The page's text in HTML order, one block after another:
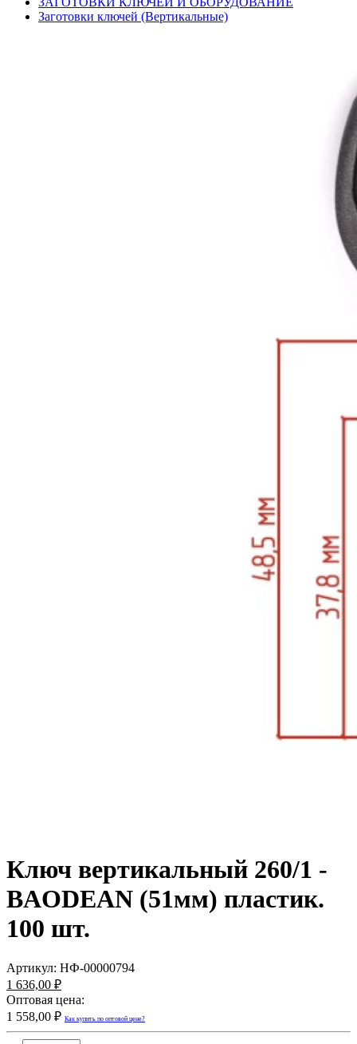
Заготовки ключей (Вертикальные)
Ключ вертикальный 260/1 -
BAODEAN (51мм) пластик.
100 шт.
Артикул: НФ-00000794
1 636,00 ₽
Оптовая цена:
1 558,00 ₽ Как купить по оптовой цене?